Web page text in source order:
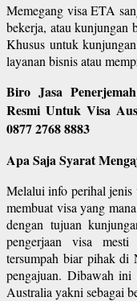
Memegang visa ETA
bekerja, atau kunjungan
Khusus untuk
layanan bisnis atau
Biro Jasa
Resmi Untuk Visa
0877 2768 8883
Apa Saja Syarat
Melalui info perihal jenis
membuat visa yang
dengan tujuan
pengerjaan visa
tersumpah biar pihak di
pengajuan. Dibawah ini
Australia yakni sebagai